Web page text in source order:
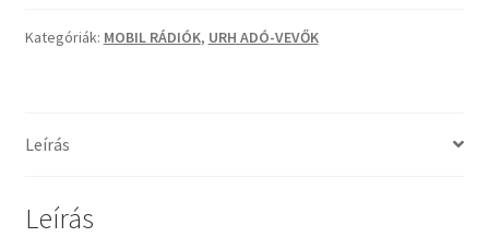
Kategóriák: MOBIL RÁDIÓK, URH ADÓ-VEVŐK
Leírás
Leírás